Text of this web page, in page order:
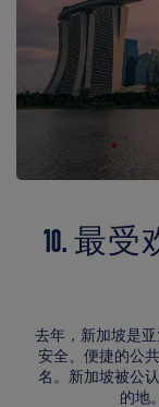
10. 最
去年，新加坡是
安全、便捷的公
名。新加坡被公
的地